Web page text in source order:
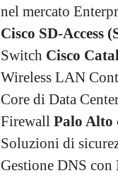
nel mercato
Cisco SD-Access
Switch Cisco
Wireless LAN
Core di Data
Firewall Palo Alto
Soluzioni di
Gestione DNS con